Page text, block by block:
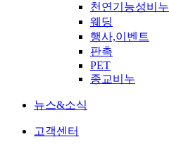
천연기능성비누
웨딩
행사,이벤트
판촉
PET
종교비누
뉴스&소식
고객센터